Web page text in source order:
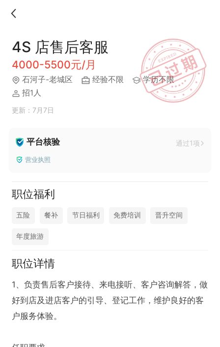
4S 店售后客服
4000-5500元/月
石河子-老城区 经验不限
学历不限
招1人
更新：7月7日
平台核验 通过1项
营业执照
职位福利
五险 餐补 节日福利 免费培训 晋升空间
年度旅游
职位详情
1、负责售后客户接待、来电接听、客户咨询解答，做
好到店及进店客户的引导、登记工作，维护良好的客
户服务体验。